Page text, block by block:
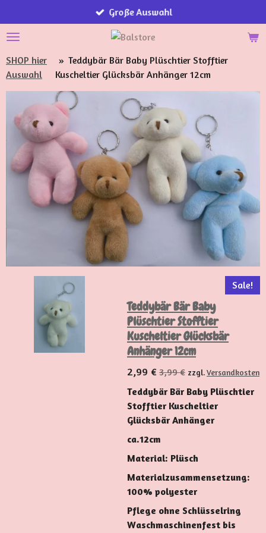
Hauptinhalt
springen
Große Auswahl
SHOP hier
Auswahl
» Teddybär Bär Baby Plüschtier Stofftier
Kuscheltier Glücksbär Anhänger 12cm
Sale!
Teddybär Bär Baby
Plüschtier Stofftier
Kuscheltier Glücksbär
Anhänger 12cm
2,99 € 3,99 € zzgl.Versandkosten
Teddybär Bär Baby Plüschtier
Stofftier Kuscheltier
Glücksbär Anhänger
ca.12cm
Material: Plüsch
Materialzusammensetzung:
100% polyester
Pflege ohne Schlüsselring
Waschmaschinenfest bis